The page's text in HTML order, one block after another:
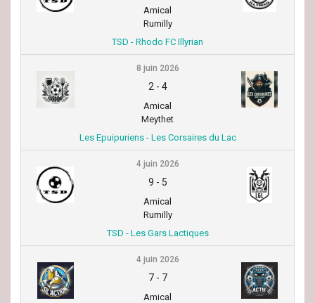
Amical
Rumilly
TSD - Rhodo FC Illyrian
8 juin 2026
2 - 4
Amical
Meythet
Les Epuipuriens - Les Corsaires du Lac
4 juin 2026
9 - 5
Amical
Rumilly
TSD - Les Gars Lactiques
4 juin 2026
7- 7
Amical